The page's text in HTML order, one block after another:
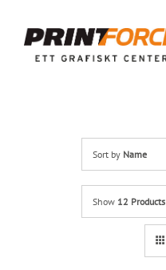
content
INSPIRATION
Lämna original & filer
Sort by Name
Show 12 Products